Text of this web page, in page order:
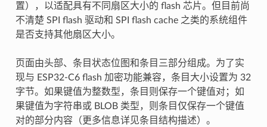
置），以适配具有不同扇区大小的 flash 芯片。但目前尚
不清楚 SPI flash 驱动和 SPI flash cache 之类的系统组件
是否支持其他扇区大小。
页面由头部、条目状态位图和条目三部分组成。为了实
现与 ESP32-C6 flash 加密功能兼容，条目大小设置为 32
字节。如果键值为整数型，条目则保存一个键值对；如
果键值为字符串或 BLOB 类型，则条目仅保存一个键值
对的部分内容（更多信息详见条目结构描述）。